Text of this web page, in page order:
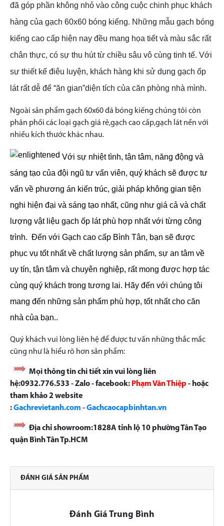
đã góp phần không nhỏ vào công cuộc chinh phục khách
hàng của gạch 60x60 bóng kiếng. Những mẫu gạch bóng
kiếng cao cấp hiện nay đều mang họa tiết và màu sắc rất
chân thực, có sự thu hút từ chiều sâu vô cùng tinh tế. Với
sự thiết kế điêu luyện, khách hàng khi sử dụng gạch ốp
lát rất dễ để “ăn gian”diện tích của căn phòng nhà mình.
Ngoài sản phẩm gạch 60x60 đá bóng kiếng chúng tôi còn
phân phối các loại gạch giá rẻ,gạch cao cấp,gạch lát nền với
nhiều kích thước khác nhau.
Với sự nhiệt tình, tận tâm, năng động và
sáng tạo của đội ngũ tư vấn viên, quý khách sẽ được tư
vấn về phương án kiến trúc, giải pháp không gian tiện
nghi hiện đại và sáng tạo nhất, cũng như giá cả và chất
lượng vật liệu gạch ốp lát phù hợp nhất với từng công
trình. Đến với Gạch cao cấp Bình Tân, bạn sẽ được
phục vụ tốt nhất về chất lượng sản phẩm, sự an tâm về
uy tín, tận tâm và chuyên nghiệp, rất mong được hợp tác
cùng quý khách trong tương lai. Hãy đến với chúng tôi
mang đến những sản phẩm phù hợp, tốt nhất cho căn
nhà của bạn..
Quý khách vui lòng liên hệ để được tư vấn những thắc mắc
cũng như là hiểu rõ hơn sản phẩm:
Mọi thông tin chi tiết xin vui lòng liên
hệ:0932.776.533 - Zalo - facebook: Phạm Văn Thiệp - hoặc
tham khảo 2 website
:Gachrevietanh.com -Gachcaocapbinhtan.vn
Địa chỉ showroom:1828A tỉnh lộ 10 phường Tân Tạo
quận Bình Tân Tp.HCM
ĐÁNH GIÁ SẢN PHẨM
Đánh Giá Trung Bình